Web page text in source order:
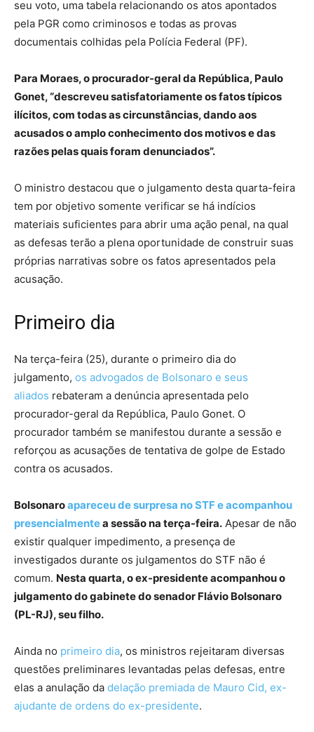
seu voto, uma tabela relacionando os atos apontados
pela PGR como criminosos e todas as provas
documentais colhidas pela Polícia Federal (PF).
Para Moraes, o procurador-geral da República, Paulo
Gonet, “descreveu satisfatoriamente os fatos típicos
ilícitos, com todas as circunstâncias, dando aos
acusados o amplo conhecimento dos motivos e das
razões pelas quais foram denunciados”.
O ministro destacou que o julgamento desta quarta-feira
tem por objetivo somente verificar se há indícios
materiais suficientes para abrir uma ação penal, na qual
as defesas terão a plena oportunidade de construir suas
próprias narrativas sobre os fatos apresentados pela
acusação.
Primeiro dia
Na terça-feira (25), durante o primeiro dia do
julgamento, os advogados de Bolsonaro e seus
aliados rebateram a denúncia apresentada pelo
procurador-geral da República, Paulo Gonet. O
procurador também se manifestou durante a sessão e
reforçou as acusações de tentativa de golpe de Estado
contra os acusados.
Bolsonaroapareceu de surpresa no STF e acompanhou
presencialmentea sessão na terça-feira. Apesar de não
existir qualquer impedimento, a presença de
investigados durante os julgamentos do STF não é
comum. Nesta quarta, o ex-presidente acompanhou o
julgamento do gabinete do senador Flávio Bolsonaro
(PL-RJ), seu filho.
Ainda no primeiro dia, os ministros rejeitaram diversas
questões preliminares levantadas pelas defesas, entre
elas a anulação da delação premiada de Mauro Cid, ex-
ajudante de ordens do ex-presidente.